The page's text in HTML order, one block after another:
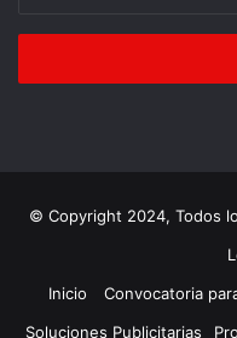
© Copyright 2024, Todos
Inicio
Convocatoria
Soluciones Publicitarias